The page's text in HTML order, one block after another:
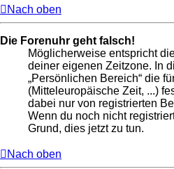
Nach oben
Die Forenuhr geht falsch!
Möglicherweise entspricht
deiner eigenen Zeitzone. In
„Persönlichen Bereich“ die
(Mitteleuropäische Zeit, ...)
dabei nur von registrierten
Wenn du noch nicht
Grund, dies jetzt zu tun.
Nach oben